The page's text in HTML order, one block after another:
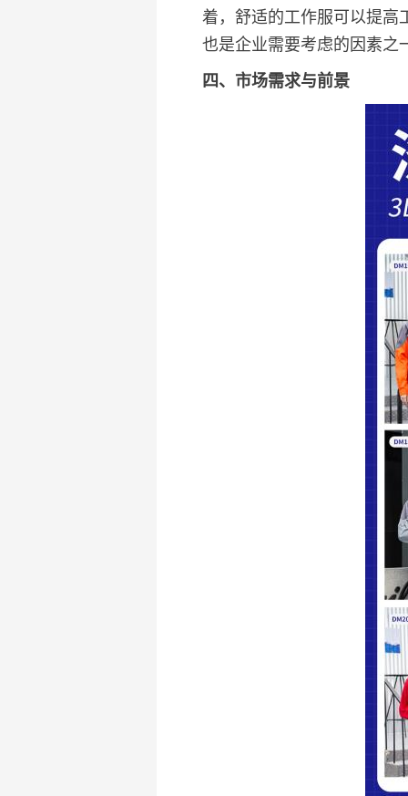
着，舒适的工作服可以提高
也是企业需要考虑的因素之
四、市场需求与前景